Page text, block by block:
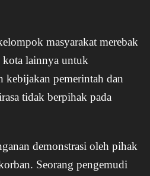
masyarakat merebak
kota lainnya untuk
kebijakan pemerintah dan
tidak berpihak pada
demonstrasi oleh pihak
Seorang pengemudi